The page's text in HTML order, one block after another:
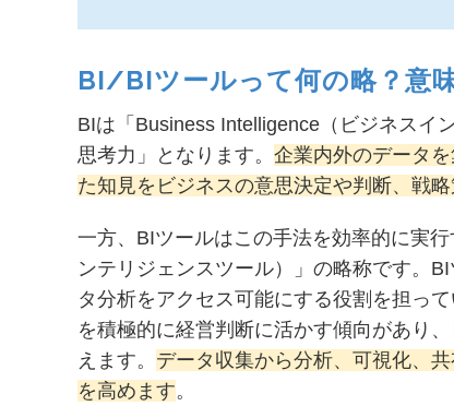
BI/BIツールって何の略？意
BIは「Business Intelligence（ビジネスイ
思考力」となります。 企業内外のデータ
た知見をビジネスの意思決定や判断、戦
一方、BIツールはこの手法を効率的に実
ンテリジェンスツール）」の略称です。
タ分析をアクセス可能にする役割を担って
を積極的に経営判断に活かす傾向があり
えます。 データ収集から分析、可視化、
を高めます。